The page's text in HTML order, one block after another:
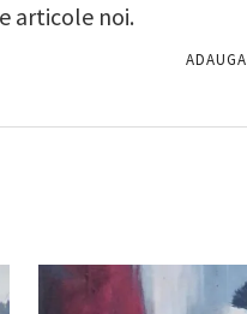
articole noi.